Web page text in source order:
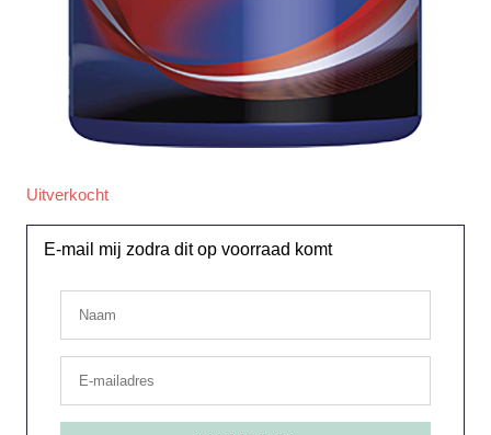
Uitverkocht
E-mail mij zodra dit op voorraad komt